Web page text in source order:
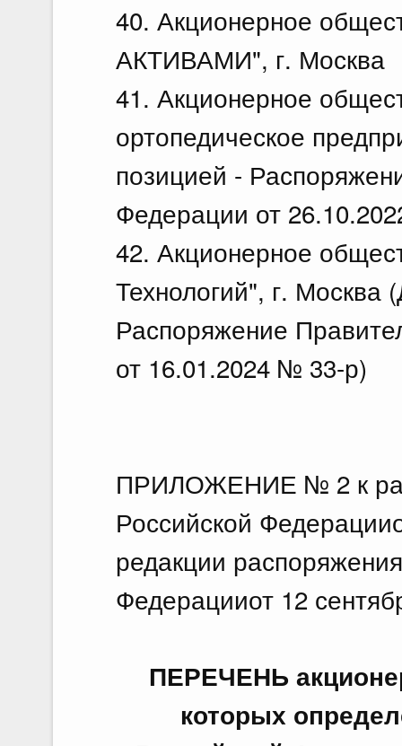
40. Акционерное
АКТИВАМИ", г. Москва
41. Акционерное
ортопедическое
позицией -
Федерации от
42. Акционерное
Технологий", г. Москва
Распоряжение
от 16.01.2024 № 33-р)
ПРИЛОЖЕНИЕ № 2 к
Российской
редакции
Федерацииот 12
ПЕРЕЧЕНЬ
которых